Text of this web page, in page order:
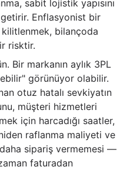
sabit lojistik yapısını
getirir. Enflasyonist bir
bilançoda
risktir.
Bir markanın aylık 3PL
görünüyor olabilir.
otuz hatalı sevkiyatın
müşteri hizmetleri
için harcadığı saatler,
raflanma maliyeti ve
sipariş vermemesi —
faturadan